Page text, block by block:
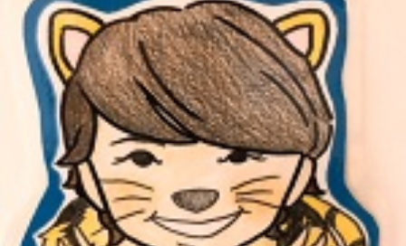
【営業時間】
10時～21時
【住所】
神奈川県横浜市港北区師岡町700番地トレッサ横浜 南棟2Ｆ
JR新横浜より横浜市営バスまたは臨港バス「鶴見駅西口」行き約
15〜20分 トレッサ横浜下車徒歩約1分
東急東横線綱島駅より臨港バス「鶴見駅西口」行き約20分 トレッサ
横浜下車徒歩約1分